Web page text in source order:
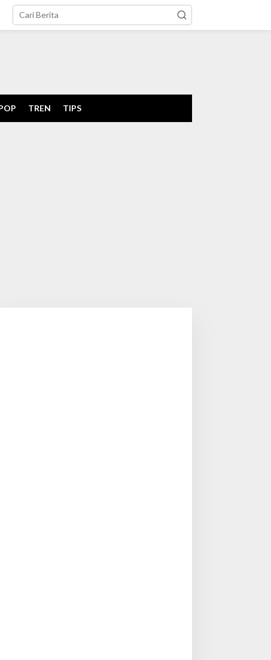
TREN TIPS